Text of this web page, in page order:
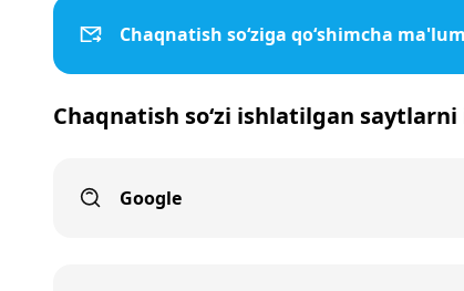
Chaqnatish so‘ziga qo‘shimcha
Chaqnatish so‘zi ishlatilgan
Google